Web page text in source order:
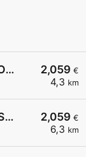
2,059 €
4,3 km
Supermarkt-Tankstelle RANGSDORF BIRKENWEG 1A
2,059 €
6,3 km
JET SCHOENEFELD WASSMANNSDORFER CHAUSSEE 20